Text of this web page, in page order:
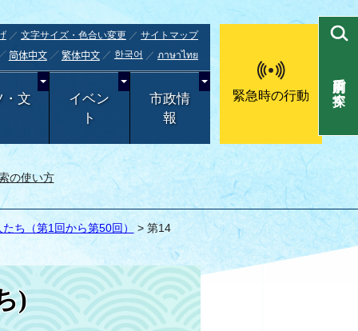
文字サイズ・色合い変更
サイトマップ
简体中文 繁体中文 한국어 ภาษาไทย
・文
イベン
ト
市政情
報
緊急時の行動
の使い方
目的別で探す
ち（第1回から第50回）
> 第14
)